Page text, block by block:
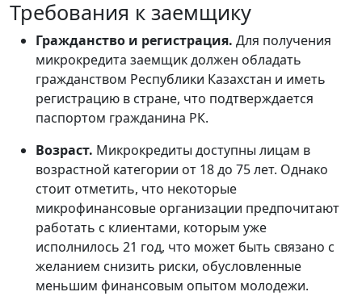
Требования к заемщику
Гражданство и регистрация. Для получения
микрокредита заемщик должен обладать
гражданством Республики Казахстан и иметь
регистрацию в стране, что подтверждается
паспортом гражданина РК.
Возраст. Микрокредиты доступны лицам в
возрастной категории от 18 до 75 лет. Однако
стоит отметить, что некоторые
микрофинансовые организации предпочитают
работать с клиентами, которым уже
исполнилось 21 год, что может быть связано с
желанием снизить риски, обусловленные
меньшим финансовым опытом молодежи.